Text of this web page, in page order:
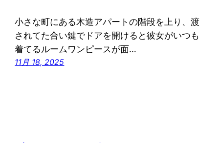
小さな町にある木造アパートの階段を上り、渡
されてた合い鍵でドアを開けると彼女がいつも
着てるルームワンピースが面…
11月 18, 2025